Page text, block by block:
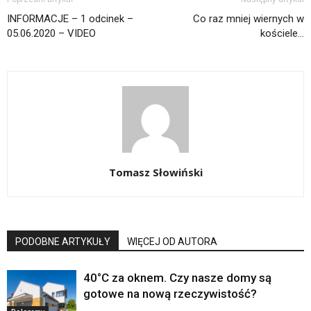
INFORMACJE – 1 odcinek –
05.06.2020 – VIDEO
Co raz mniej wiernych w
kościele…
Tomasz Słowiński
PODOBNE ARTYKUŁY WIĘCEJ OD AUTORA
40°C za oknem. Czy nasze domy są
gotowe na nową rzeczywistość?